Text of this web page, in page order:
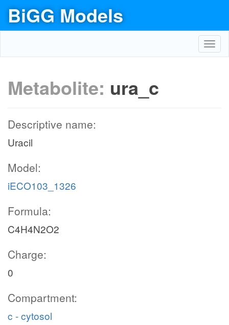
BiGG Models
Metabolite: ura_c
Descriptive name:
Uracil
Model:
iECO103_1326
Formula:
C4H4N2O2
Charge:
0
Compartment:
c - cytosol